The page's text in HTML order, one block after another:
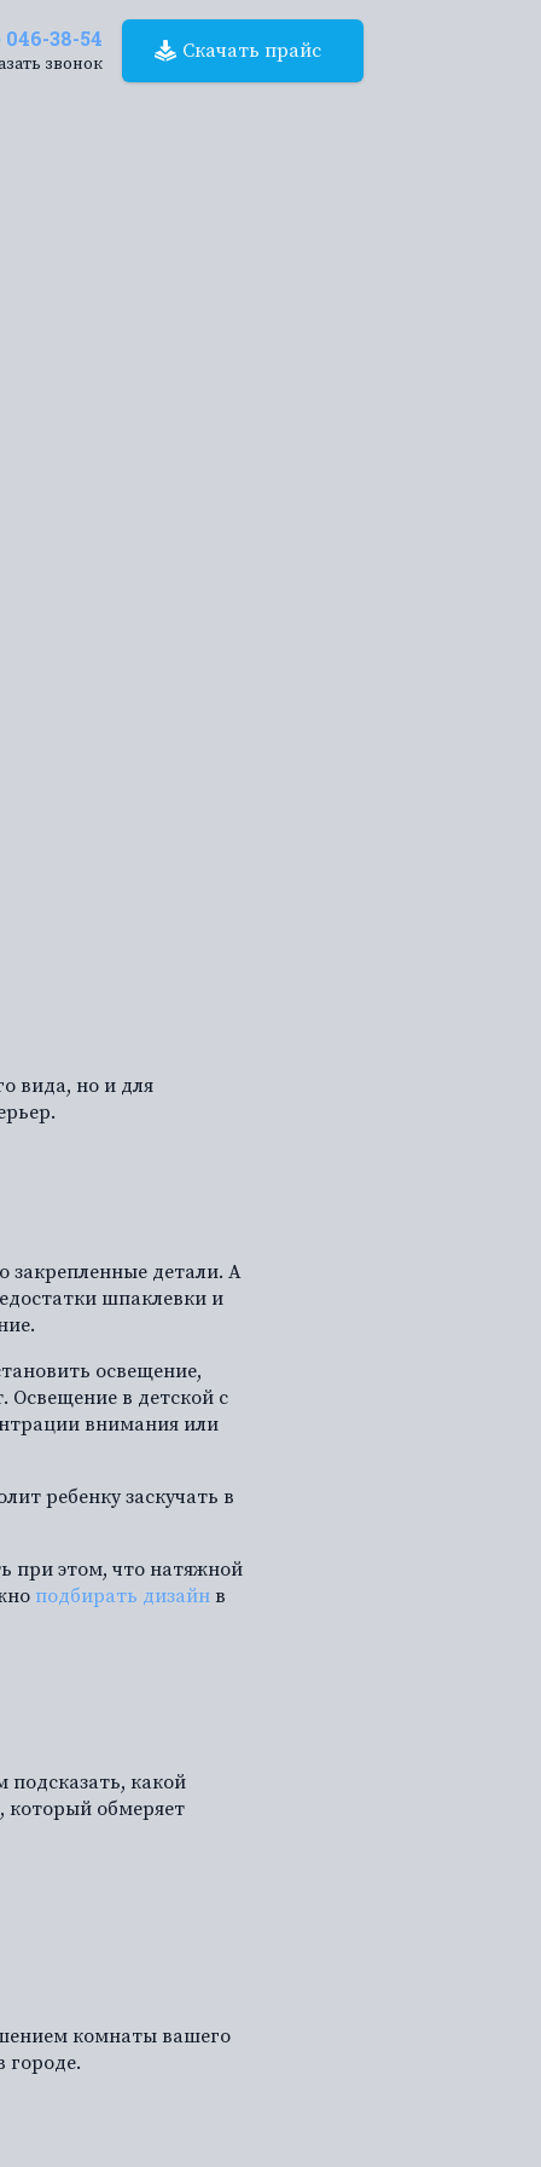
046-38-54
звонок
Скачать прайс
вида, но и для
закрепленные детали. А
шпаклевки и
освещение,
Освещение в детской с
внимания или
ребенку заскучать в
при этом, что натяжной
подбирать дизайн в
какой
который обмеряет
комнаты вашего
городе.